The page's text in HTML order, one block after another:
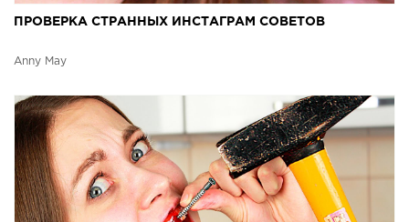
ПРОВЕРКА СТРАННЫХ ИНСТАГРАМ СОВЕТОВ
Anny May